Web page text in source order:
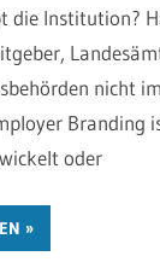
die Institution?
nicht
Branding
oder